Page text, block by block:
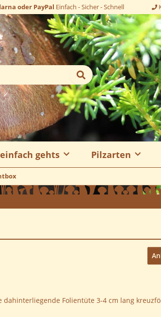
oder PayPal Einfach - Sicher - Schnell
gehts Pilzarten
Folientüte 3-4 cm lang